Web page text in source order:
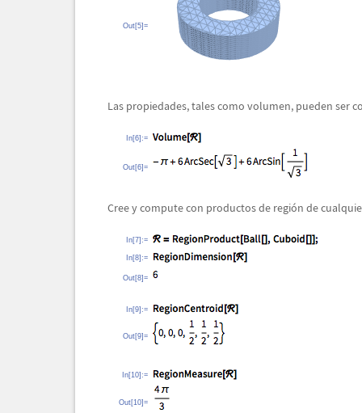
Out[5]=
Las propiedades, tales como volumen, pueden ser
In[6]:=
Out[6]=
Cree y compute con productos de región de
In[7]:=
In[8]:=
Out[8]=
In[9]:=
Out[9]=
In[10]:=
Out[10]=